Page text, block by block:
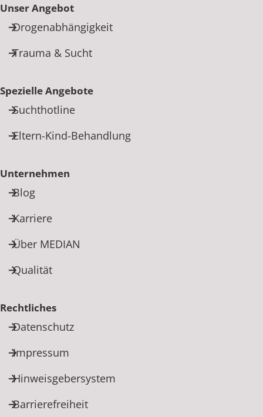
Unser Angebot
Drogenabhängigkeit
Trauma & Sucht
Spezielle Angebote
Suchthotline
Eltern-Kind-Behandlung
Unternehmen
Blog
Karriere
Über MEDIAN
Qualität
Rechtliches
Datenschutz
Impressum
Hinweisgebersystem
Barrierefreiheit